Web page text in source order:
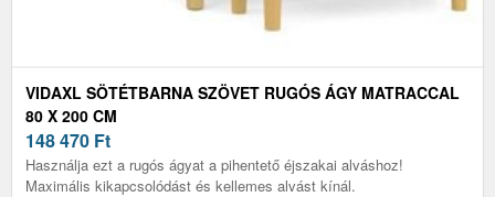
VIDAXL SÖTÉTBARNA SZÖVET RUGÓS ÁGY MATRACCAL
80 X 200 CM
148 470 Ft
Használja ezt a rugós ágyat a pihentető éjszakai alváshoz!
Maximális kikapcsolódást és kellemes alvást kínál.